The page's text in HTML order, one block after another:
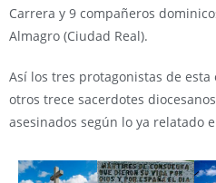
Carrera y 9 compañeros
Almagro (Ciudad Real).
Así los tres protagonistas de
otros trece sacerdotes
asesinados según lo ya relatado